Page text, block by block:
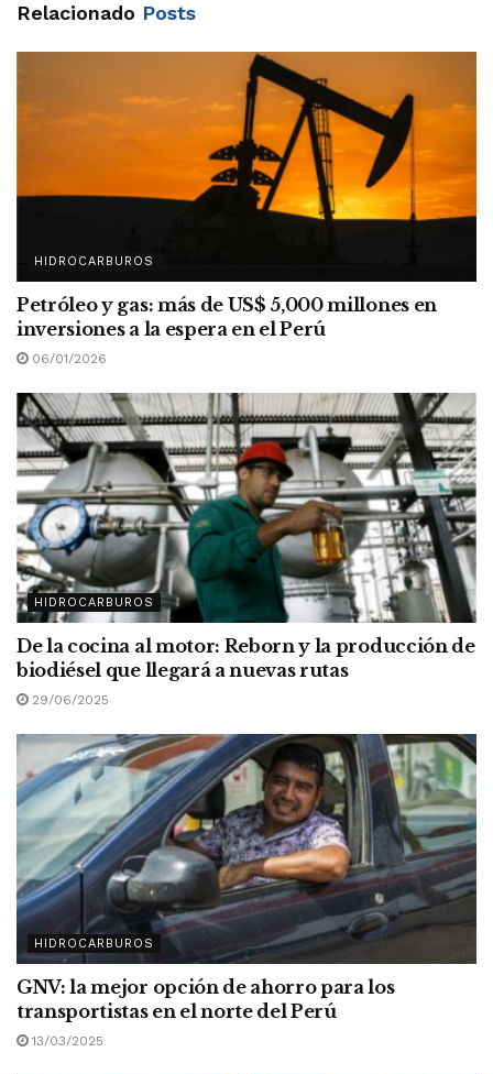
Relacionado Posts
HIDROCARBUROS
Petróleo y gas: más de US$ 5,000 millones en
inversiones a la espera en el Perú
06/01/2026
HIDROCARBUROS
De la cocina al motor: Reborn y la producción de
biodiésel que llegará a nuevas rutas
29/06/2025
HIDROCARBUROS
GNV: la mejor opción de ahorro para los
transportistas en el norte del Perú
13/03/2025